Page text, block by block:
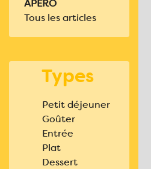
APERO
Tous les articles
Types
Petit déjeuner
Goûter
Entrée
Plat
Dessert